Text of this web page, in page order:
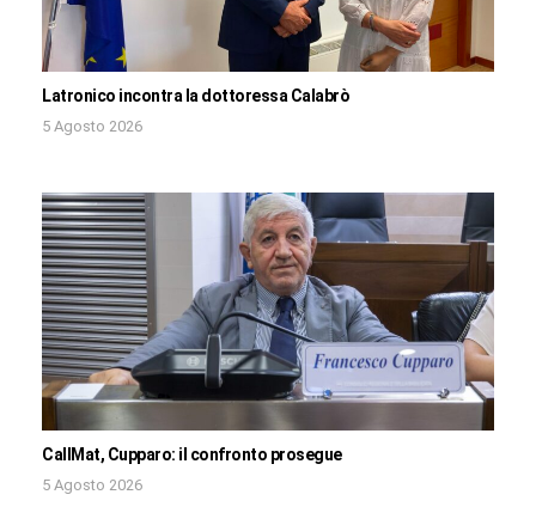
Latronico incontra la dottoressa Calabrò
5 Agosto 2026
CallMat, Cupparo: il confronto prosegue
5 Agosto 2026